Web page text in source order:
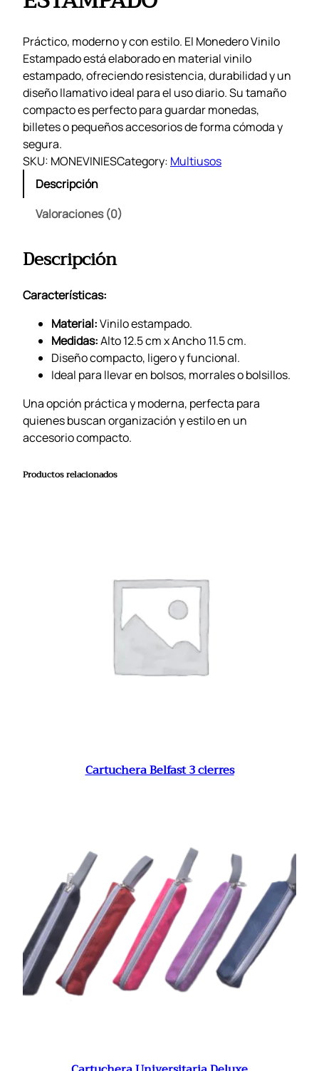
Práctico, moderno y con estilo. El Monedero Vinilo
Estampado está elaborado en material vinilo
estampado, ofreciendo resistencia, durabilidad y un
diseño llamativo ideal para el uso diario. Su tamaño
compacto es perfecto para guardar monedas,
billetes o pequeños accesorios de forma cómoda y
segura.
SKU: MONEVINIESCategory: Multiusos
Descripción
Valoraciones (0)
Descripción
Características:
Material:Vinilo estampado.
Medidas:Alto 12.5 cm x Ancho 11.5 cm.
Diseño compacto, ligero y funcional.
Ideal para llevar en bolsos, morrales o bolsillos.
Una opción práctica y moderna, perfecta para
quienes buscan organización y estilo en un
accesorio compacto.
Productos relacionados
Cartuchera Belfast 3 cierres